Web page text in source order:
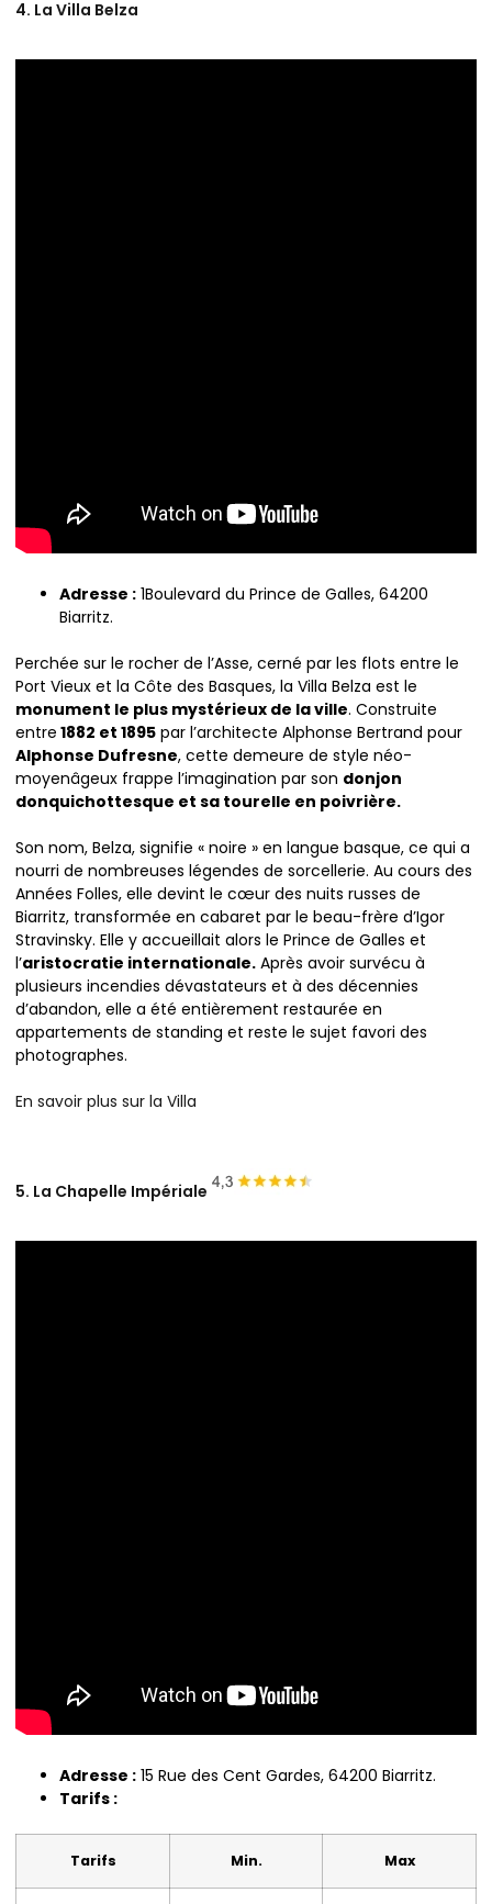
4. La Villa Belza
Adresse : 1Boulevard du Prince de Galles, 64200
Biarritz.
Perchée sur le rocher de l’Asse, cerné par les flots entre le
Port Vieux et la Côte des Basques, la Villa Belza est le
monument le plus mystérieux de la ville. Construite
entre 1882 et 1895 par l’architecte Alphonse Bertrand pour
Alphonse Dufresne, cette demeure de style néo-
moyenâgeux frappe l’imagination par son donjon
donquichottesque et sa tourelle en poivrière.
Son nom, Belza, signifie « noire » en langue basque, ce qui a
nourri de nombreuses légendes de sorcellerie. Au cours des
Années Folles, elle devint le cœur des nuits russes de
Biarritz, transformée en cabaret par le beau-frère d’Igor
Stravinsky. Elle y accueillait alors le Prince de Galles et
l’aristocratie internationale. Après avoir survécu à
plusieurs incendies dévastateurs et à des décennies
d’abandon, elle a été entièrement restaurée en
appartements de standing et reste le sujet favori des
photographes.
En savoir plus sur la Villa
5. La Chapelle Impériale
Adresse : 15 Rue des Cent Gardes, 64200 Biarritz.
Tarifs :
Tarifs Min. Max